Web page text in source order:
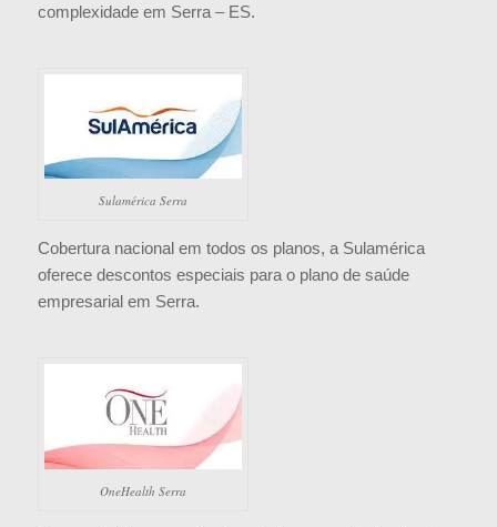
complexidade em Serra – ES.
Sulamérica Serra
Cobertura nacional em todos os planos, a Sulamérica
oferece descontos especiais para o plano de saúde
empresarial em Serra.
OneHealth Serra